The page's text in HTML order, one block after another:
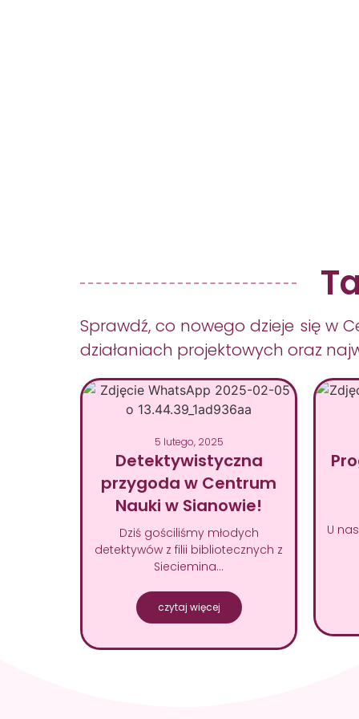
Sprawdź, co nowego dzieje się w
działaniach projektowych oraz
5 lutego, 2025
Detektywistyczna
przygoda w Centrum
Nauki w Sianowie!
Dziś gościliśmy młodych
detektywów z filii bibliotecznych z
Sieciemina…
czytaj więcej
U